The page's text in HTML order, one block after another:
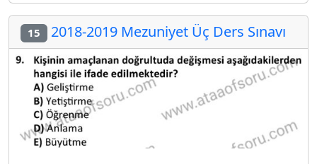
15 2018-2019 Mezuniyet Üç Ders Sınavı